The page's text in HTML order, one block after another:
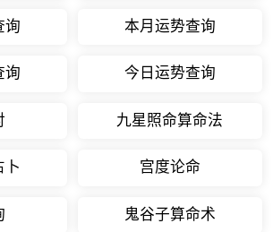
询 本月运势查询
询 今日运势查询
九星照命算命法
卜 宫度论命
鬼谷子算命术